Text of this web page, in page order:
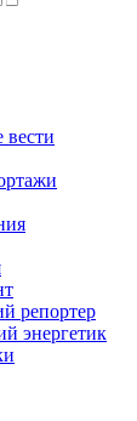
вести
репортер
энергетик